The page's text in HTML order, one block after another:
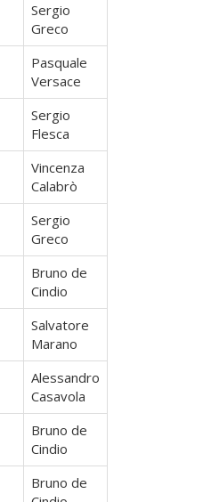
Sergio
Greco
Pasquale
Versace
Sergio
Flesca
Vincenza
Calabrò
Sergio
Greco
Bruno de
Cindio
Salvatore
Marano
Alessandro
Casavola
Bruno de
Cindio
Bruno de